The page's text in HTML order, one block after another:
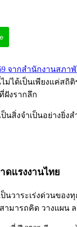
จากสำนักงานสภ
ม่ได้เป็นเพียงแค่ส
ฝังรากลึก
นสิ่งจำเป็นอย่าง
ดแรงงานไทย
วาระเร่งด่วนของ
ามารถคิด วางแผน